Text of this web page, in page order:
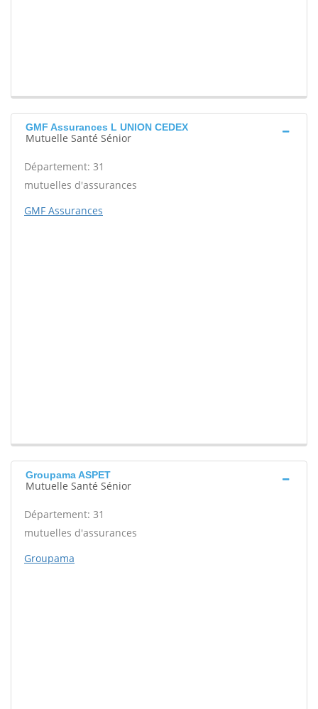
GMF Assurances L UNION CEDEX
Mutuelle Santé Sénior
Département: 31
mutuelles d'assurances
GMF Assurances
Groupama ASPET
Mutuelle Santé Sénior
Département: 31
mutuelles d'assurances
Groupama